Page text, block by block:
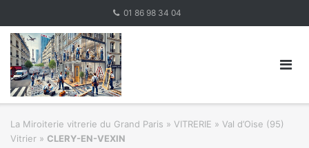
content
01 86 98 34 04
La Miroiterie vitrerie du Grand Paris » VITRERIE » Val d’Oise (95)
Vitrier » CLERY-EN-VEXIN